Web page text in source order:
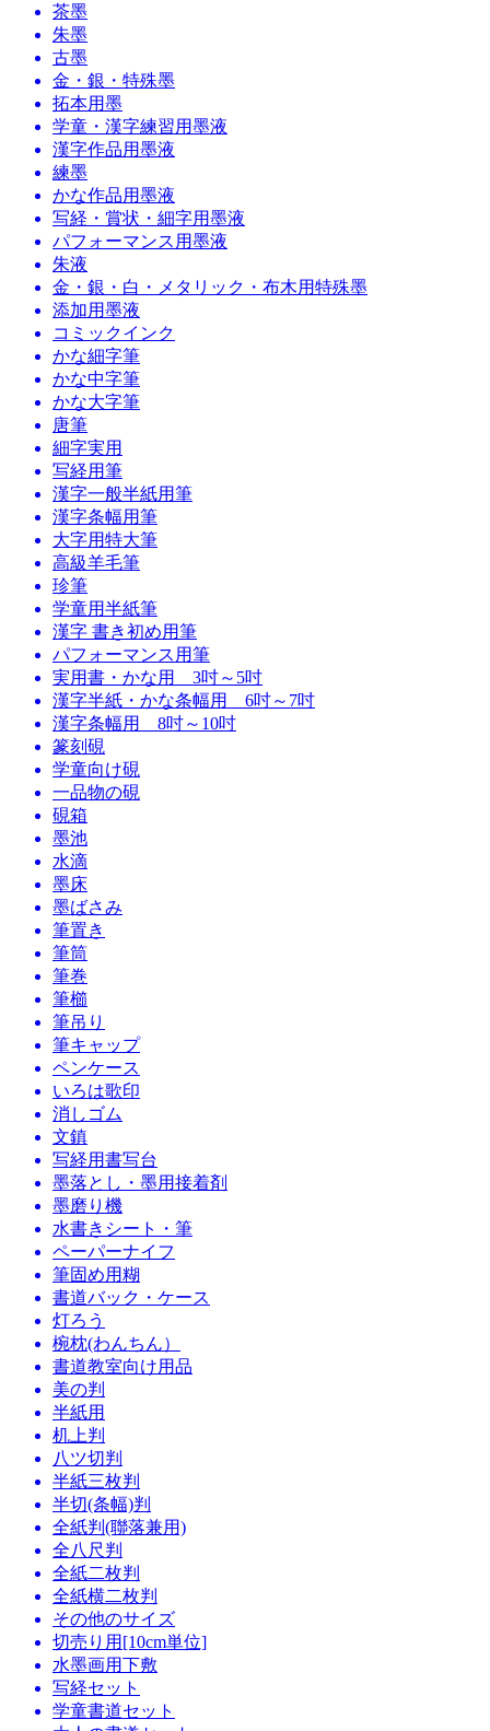
茶墨
朱墨
古墨
金・銀・特殊墨
拓本用墨
学童・漢字練習用墨液
漢字作品用墨液
練墨
かな作品用墨液
写経・賞状・細字用墨液
パフォーマンス用墨液
朱液
金・銀・白・メタリック・布木用特殊墨
添加用墨液
コミックインク
かな細字筆
かな中字筆
かな大字筆
唐筆
細字実用
写経用筆
漢字一般半紙用筆
漢字条幅用筆
大字用特大筆
高級羊毛筆
珍筆
学童用半紙筆
漢字 書き初め用筆
パフォーマンス用筆
実用書・かな用 3吋～5吋
漢字半紙・かな条幅用 6吋～7吋
漢字条幅用 8吋～10吋
篆刻硯
学童向け硯
一品物の硯
硯箱
墨池
水滴
墨床
墨ばさみ
筆置き
筆筒
筆巻
筆櫛
筆吊り
筆キャップ
ペンケース
いろは歌印
消しゴム
文鎮
写経用書写台
墨落とし・墨用接着剤
墨磨り機
水書きシート・筆
ペーパーナイフ
筆固め用糊
書道バック・ケース
灯ろう
椀枕(わんちん）
書道教室向け用品
美の判
半紙用
机上判
八ツ切判
半紙三枚判
半切(条幅)判
全紙判(聯落兼用)
全八尺判
全紙二枚判
全紙横二枚判
その他のサイズ
切売り用[10cm単位]
水墨画用下敷
写経セット
学童書道セット